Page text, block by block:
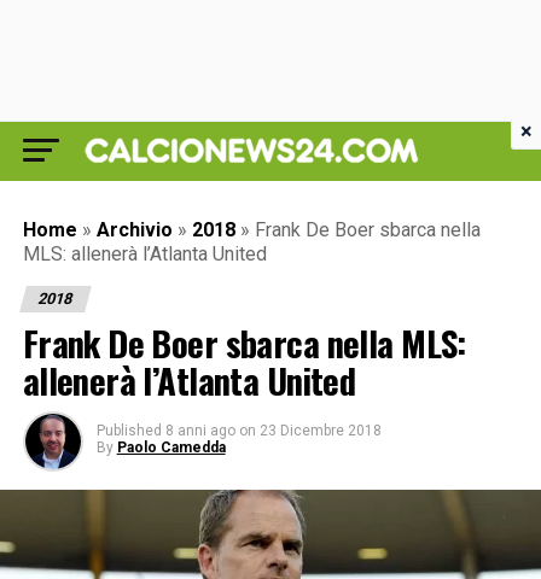
Home » Archivio » 2018 » Frank De Boer sbarca nella
MLS: allenerà l’Atlanta United
2018
Frank De Boer sbarca nella MLS:
allenerà l’Atlanta United
Published 8 anni ago on 23 Dicembre 2018
By Paolo Camedda
×